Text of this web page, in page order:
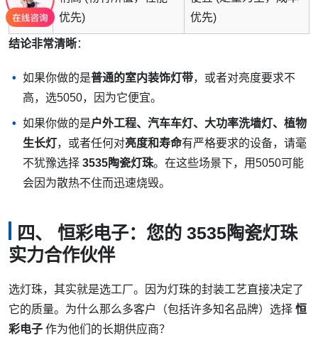
价格
优先)
优先)
结论非常清晰：
如果你做的是普通的室内装饰灯带，或者对亮度要求不
高，选5050，因为它便宜。
如果你做的是户外工程、汽车车灯、大功率洗墙灯、植物
生长灯，或者任何对亮度和寿命有严格要求的设备，请毫
不犹豫选择 3535陶瓷灯珠。在这些场景下，用5050可能
会因为散热不住而迅速烧毁。
四、 恒彩电子：您的 3535陶瓷灯珠
实力合作伙伴
选灯珠，其实就是选工厂。因为灯珠的封装工艺直接决定了
它的质量。为什么那么多客户（包括许多知名品牌）选择 恒
彩电子 作为他们的长期供应商？